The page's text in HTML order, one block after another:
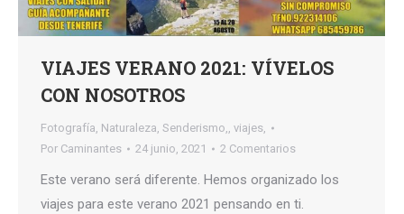
VIAJES VERANO 2021: VÍVELOS
CON NOSOTROS
Fotografía, Naturaleza, Senderismo,, viajes,
Por Caminantes 24 junio, 2021 2 Comentarios
Este verano será diferente. Hemos organizado los
viajes para este verano 2021 pensando en ti.